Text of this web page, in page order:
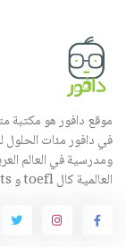
موقع دافور هو مكتبة
في دافور مئات الحلول
ومدرسية في العالم
العالمية كال toefl و Ielts و SAT وغيرها الكثير.